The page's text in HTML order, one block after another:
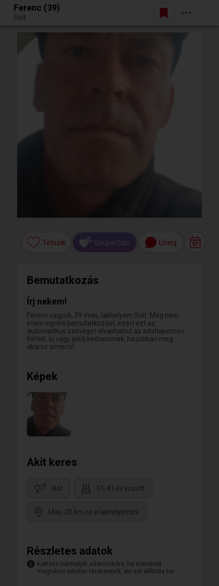
Egy jó randiból bármi lehet.
Belépés
Ferenc (39)
Solt
Tetszik SzuperSzív Üzenj
Bemutatkozás
Írj nekem!
Ferenc vagyok, 39 éves, lakhelyem Solt. Még nem
írtam egyéni bemutatkozást, ezért ezt az
automatikus szöveget olvashatod az adatlapomon.
Kérlek, írj vagy jelölj kedvencnek, ha jobban meg
akarsz ismerni!
Képek
Akit keres
Nőt 31-41 év között
Max. 20 km-re a lakhelyemtől
Részletes adatok
Kattints bármelyik adatcímkére, ha szeretnél
megnézni minden társkeresőt, aki ezt állította be.